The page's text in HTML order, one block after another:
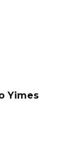
Yimes